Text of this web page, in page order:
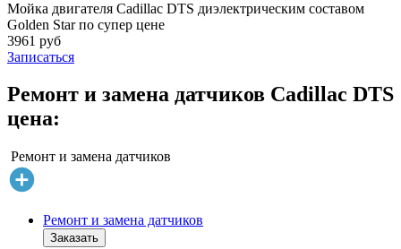
Мойка двигателя Cadillac DTS диэлектрическим составом
Golden Star по супер цене
3961 руб
Записаться
Ремонт и замена датчиков Cadillac DTS
цена:
Ремонт и замена датчиков
Ремонт и замена датчиков
Заказать